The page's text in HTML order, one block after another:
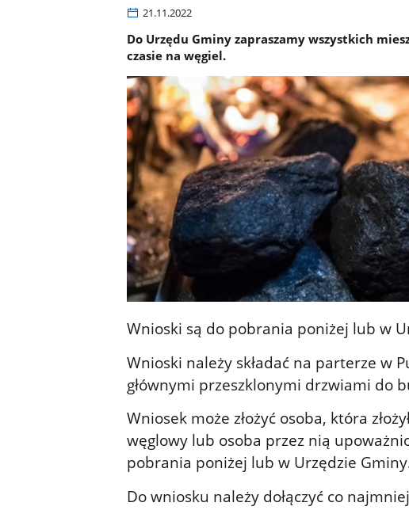
21.11.2022
Do Urzędu Gminy zapraszamy wszystkich
czasie na węgiel.
Wnioski są do pobrania poniżej lub w
Wnioski należy składać na parterze w
głównymi przeszklonymi drzwiami do
Wniosek może złożyć osoba, która
węglowy lub osoba przez nią
pobrania poniżej lub w Urzędzie
Do wniosku należy dołączyć co